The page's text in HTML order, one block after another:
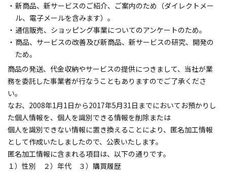
・ 新商品、新サービスのご紹介、ご案内のため（ダイレクトメー
ル、電子メールを含みます）。
・ 通信販売、ショッピング事業についてのアンケートのため。
・ 商品、サービスの改善及び新商品、新サービスの研究、開発の
ため。
商品の発送、代金収納やサービスの提供につきまして、当社が業
務を委託した事業者が行なうこともありますのでご了承くださ
い。
なお、2008年1月1日から2017年5月31日までにおいてお預かりし
た個人情報を、個人を識別できる情報を削除または
個人を識別できない情報に置き換えることにより、匿名加工情報
として作成いたしましたので、公表いたします。
匿名加工情報に含まれる項目は、以下の通りです。
１）性別 ２）年代 ３）購買履歴